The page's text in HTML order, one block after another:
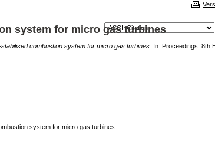
system for micro gas turbines
combustion system for micro gas turbines. In: Proceedings. 8th
system for micro gas turbines